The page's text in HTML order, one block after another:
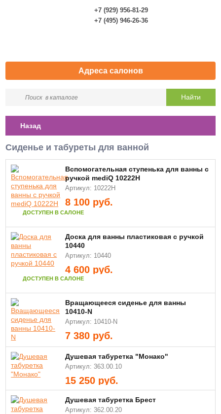
Адреса салонов
+7 (929) 956-81-29
+7 (495) 946-26-36
Назад
Сиденье и табуреты для ванной
Вспомогательная ступенька для ванны с
ручкой mediQ 10222Н
Артикул: 10222H
8 100 руб.
ДОСТУПЕН В САЛОНЕ
Доска для ванны пластиковая с ручкой
10440
Артикул: 10440
4 600 руб.
ДОСТУПЕН В САЛОНЕ
Вращающееся сиденье для ванны
10410-N
Артикул: 10410-N
7 380 руб.
Душевая табуретка "Монако"
Артикул: 363.00.10
15 250 руб.
Душевая табуретка Брест
Артикул: 362.00.20